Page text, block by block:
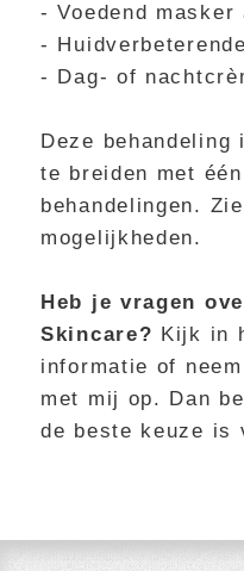
- Voedend masker
-
- Dag- of
Deze
te breiden met
behandelingen.
mogelijkheden.
Heb je vragen
Skincare? Kijk in
informatie of
met mij op. Dan
de beste keuze is